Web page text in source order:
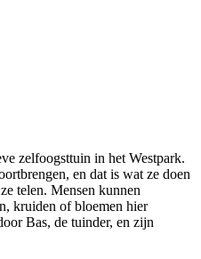
zelfoogsttuin in het Westpark.
en dat is wat ze doen
telen. Mensen kunnen
kruiden of bloemen hier
Bas, de tuinder, en zijn